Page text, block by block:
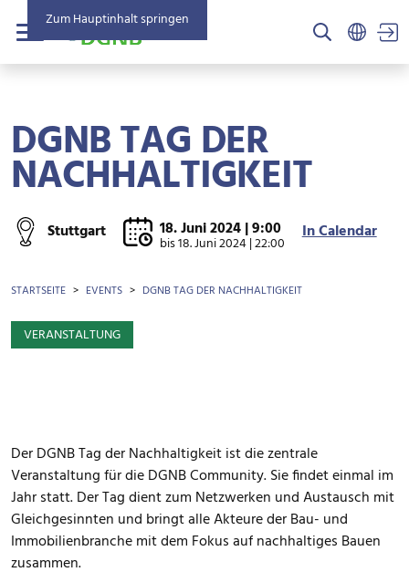
Zum Hauptinhalt springen
Menü
DGNB TAG DER
NACHHALTIGKEIT
Stuttgart 18. Juni 2024 | 9:00
bis18. Juni 2024 | 22:00 In Calendar
BROTKRÜMEL
STARTSEITE EVENTS DGNB TAG DER NACHHALTIGKEIT
VERANSTALTUNG
Der DGNB Tag der Nachhaltigkeit ist die zentrale
Veranstaltung für die DGNB Community. Sie findet einmal im
Jahr statt. Der Tag dient zum Netzwerken und Austausch mit
Gleichgesinnten und bringt alle Akteure der Bau- und
Immobilienbranche mit dem Fokus auf nachhaltiges Bauen
zusammen.